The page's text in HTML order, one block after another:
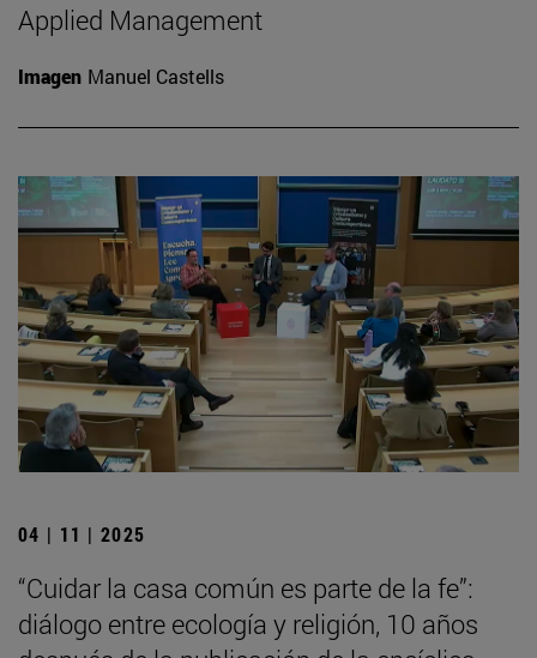
Applied Management
Imagen Manuel Castells
04 | 11 | 2025
“Cuidar la casa común es parte de la fe”:
diálogo entre ecología y religión, 10 años